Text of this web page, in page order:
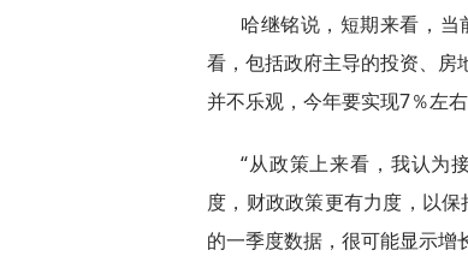
哈继铭说，短期来看，
看，包括政府主导的投资、房
并不乐观，今年要实现7％左
“从政策上来看，我认为
度，财政政策更有力度，以
的一季度数据，很可能显示